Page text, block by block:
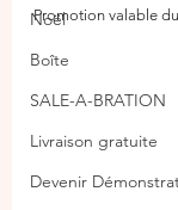
Noël
Boîte
SALE-A-BRATION
Livraison gratuite
Devenir
Promotion valable